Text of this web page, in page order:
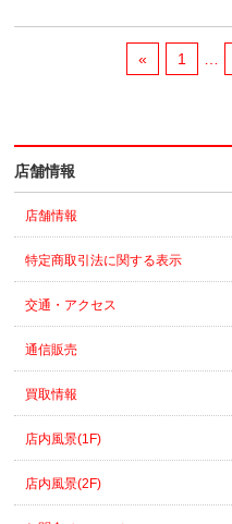
« 1 …
店舗情報
店舗情報
特定商取引法に関する表示
交通・アクセス
通信販売
買取情報
店内風景(1F)
店内風景(2F)